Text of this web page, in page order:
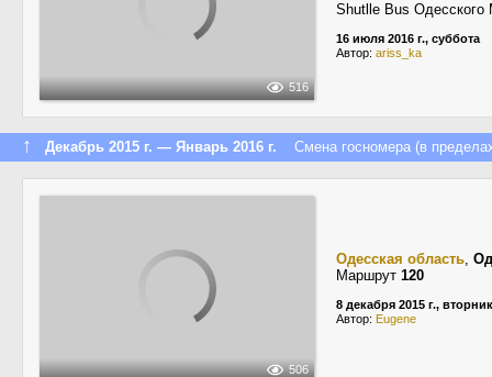
516
Shutlle Bus
16 июля 2016 г., суббота
Автор: ariss_ka
↑ Декабрь 2015 г. — Январь 2016 г. Смена госномера (в
506
Одесская область,
Маршрут 120
8 декабря 2015 г., вторник
Автор: Eugene